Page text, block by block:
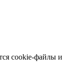
coоkie-файлы и